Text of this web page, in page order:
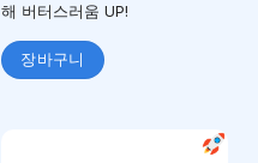
해 버터스러움 UP!
장바구니